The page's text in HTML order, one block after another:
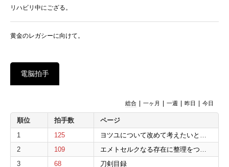
リハビリ中にござる。
黄金のレガシーに向けて。
電脳拍手
総合 一ヶ月 一週 昨日 今日
順位 拍手数
ページ
1
125
ヨツユについて改めて考えたいと思う。
2
109
エメトセルクなる存在に整理をつけたいと
3
68
刀剣目録